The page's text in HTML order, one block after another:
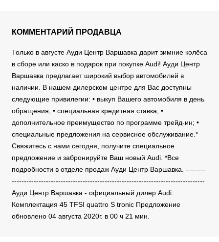
КОММЕНТАРИЙ ПРОДАВЦА
Только в августе Ауди Центр Варшавка дарит зимние колёса
в сборе или каско в подарок при покупке Audi! Ауди Центр
Варшавка предлагает широкий выбор автомобилей в
наличии. В нашем дилерском центре для Вас доступны
следующие привилегии: • выкуп Вашего автомобиля в день
обращения; • специальная кредитная ставка; •
дополнительное преимущество по программе трейд-ин; •
специальные предложения на сервисное обслуживание.*
Свяжитесь с нами сегодня, получите специальное
предложение и забронируйте Ваш новый Audi. *Все
подробности в отделе продаж Ауди Центр Варшавка. --------
-------------------------------------------------------------------------------
Ауди Центр Варшавка - официальный дилер Audi.
Комплектация 45 TFSI quattro S tronic Предложение
обновлено 04 августа 2020г. в 00 ч 21 мин.